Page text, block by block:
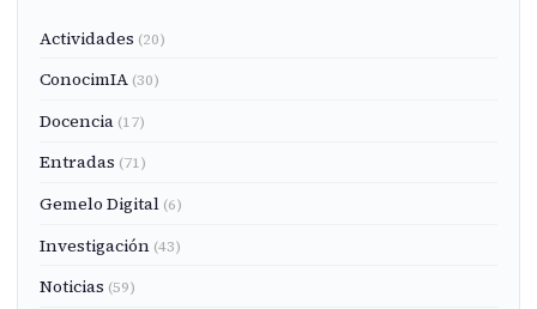
Actividades (20)
ConocimIA (30)
Docencia (17)
Entradas (71)
Gemelo Digital (6)
Investigación (43)
Noticias (59)